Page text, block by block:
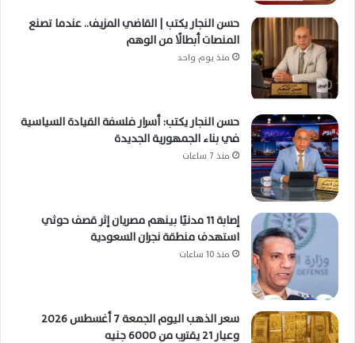
حسن النجار يكتب | القاضي المزيف.. عندما تصنع
المنصات أبطالًا من الوهم
منذ يوم واحد
حسن النجار يكتب: أسرار فلسفة القيادة السياسية
في بناء الجمهورية الجديدة
منذ 7 ساعات
إصابة 11 مدنيًا بينهم مصريان إثر قصف حوثي
استهدف منطقة نجران السعودية
منذ 10 ساعات
سعر الذهب اليوم الجمعة 7 أغسطس 2026
وعيار 21 يقترب من 6000 جنيه